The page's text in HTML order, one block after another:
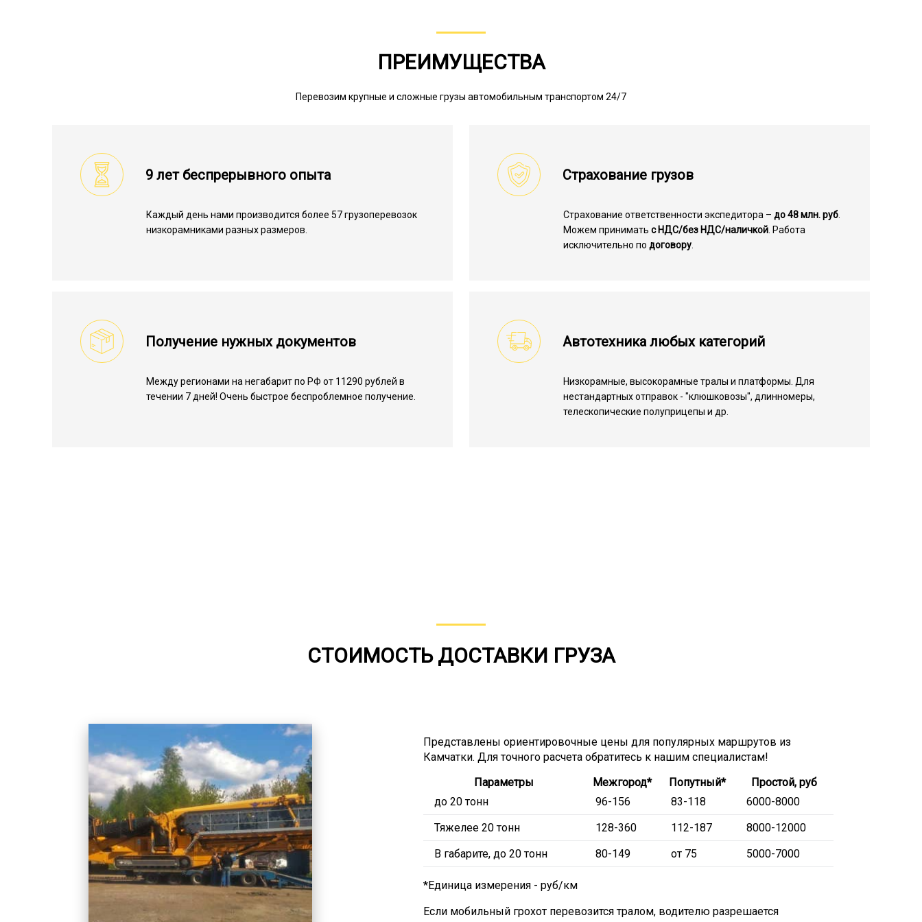
ПРЕИМУЩЕСТВА
Перевозим крупные и сложные грузы автомобильным транспортом 24/7
9 лет беспрерывного опыта
Каждый день нами производится более 57 грузоперевозок
низкорамниками разных размеров.
Страхование грузов
Страхование ответственности экспедитора –до 48 млн. руб
Можем приниматьс НДС/без НДС/наличкой . Работа
исключительно подоговору
Получение нужных документов
Между регионами на негабарит по РФ от 11290 рублей в
течении 7 дней! Очень быстрое беспроблемное получение.
Автотехника любых категорий
Низкорамные, высокорамные тралы и платформы. Для
нестандартных отправок - "клюшковозы", длинномеры,
телескопические полуприцепы и др.
СТОИМОСТЬ ДОСТАВКИ ГРУЗА
Представлены ориентировочные цены для популярных маршрутов из
Камчатки. Для точного расчета обратитесь к нашим специалистам!
Параметры
Межгород* Попутный*
Простой, руб
до 20 тонн
96-156 83-118
6000-8000
Тяжелее 20 тонн
128-360 112-187
8000-12000
В габарите, до 20 тонн
80-149 от 75 5000-7000
*Единица измерения - руб/км
Если мобильный грохот перевозится тралом, водителю разрешается